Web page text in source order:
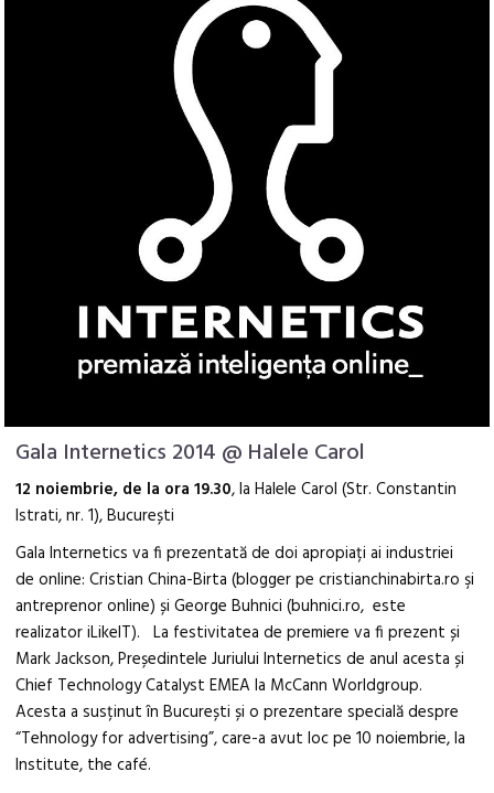
Gala Internetics 2014 @ Halele Carol
12 noiembrie, de la ora 19.30, la Halele Carol (Str. Constantin
Istrati, nr. 1), București
Gala Internetics va fi prezentată de doi apropiați ai industriei
de online: Cristian China-Birta (blogger pe cristianchinabirta.ro şi
antreprenor online) și George Buhnici (buhnici.ro, este
realizator iLikeIT). La festivitatea de premiere va fi prezent și
Mark Jackson, Președintele Juriului Internetics de anul acesta și
Chief Technology Catalyst EMEA la McCann Worldgroup.
Acesta a susținut în București și o prezentare specială despre
“Tehnology for advertising”, care-a avut loc pe 10 noiembrie, la
Institute, the café.